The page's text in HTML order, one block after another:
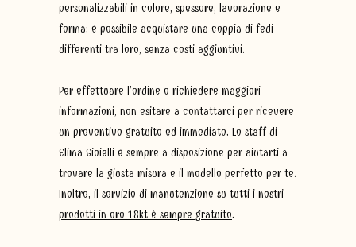
personalizzabili in colore, spessore, lavorazione e
forma: è possibile acquistare una coppia di fedi
differenti tra loro, senza costi aggiuntivi.
Per effettuare l’ordine o richiedere maggiori
informazioni, non esitare a contattarci per ricevere
un preventivo gratuito ed immediato. Lo staff di
Elima Gioielli è sempre a disposizione per aiutarti a
trovare la giusta misura e il modello perfetto per te.
Inoltre, il servizio di manutenzione su tutti i nostri
prodotti in oro 18kt è sempre gratuito.